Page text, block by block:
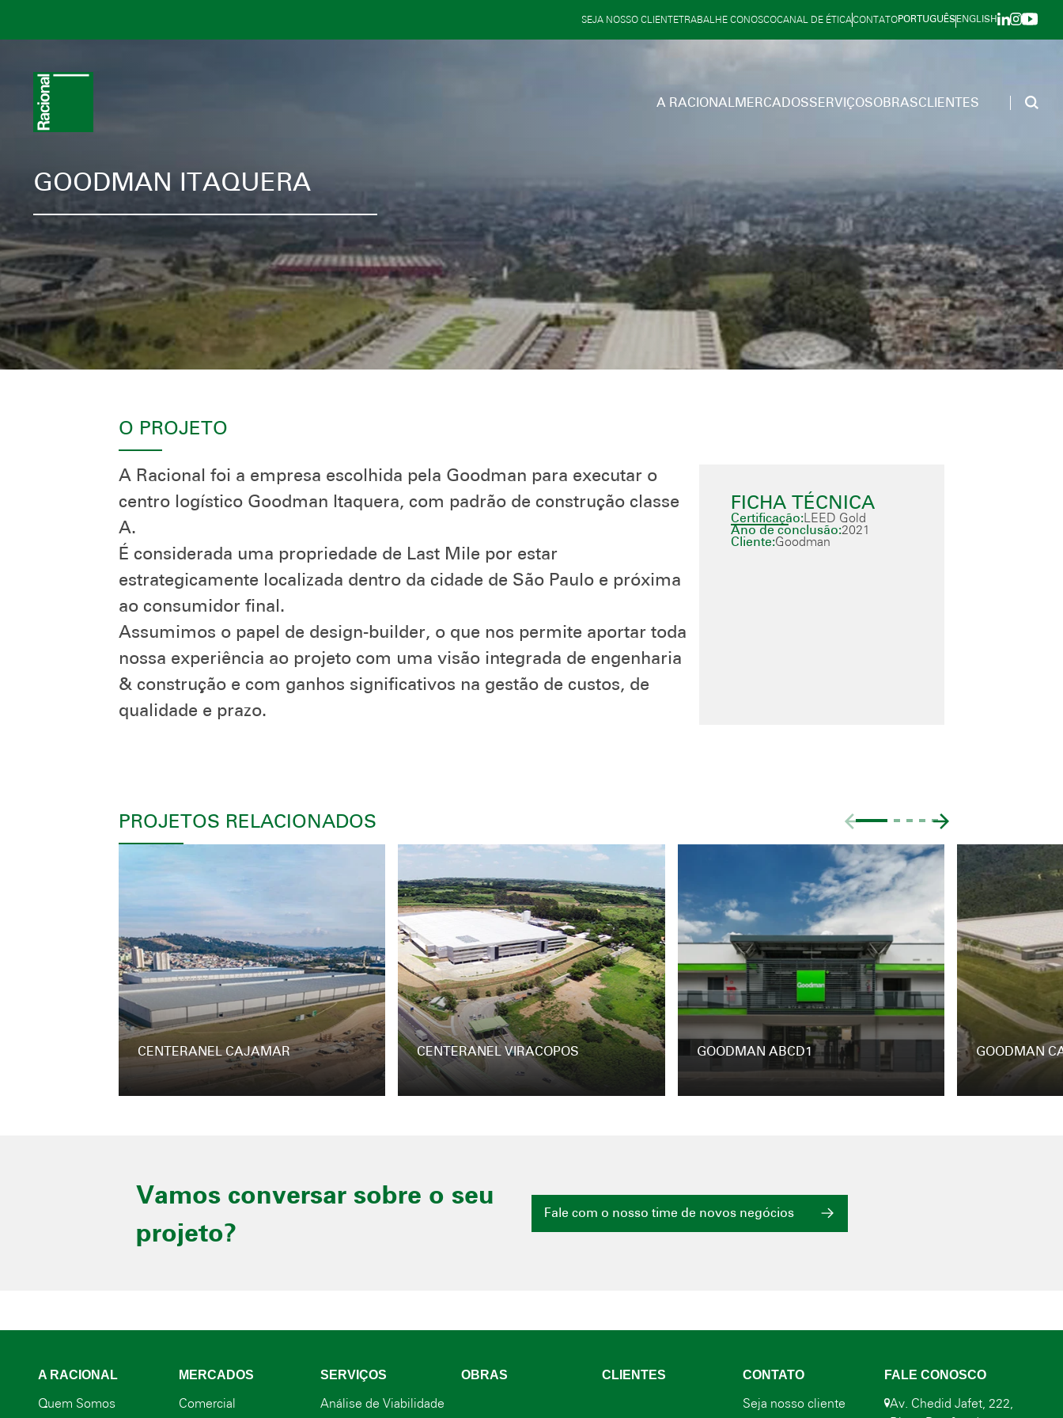
SEJA NOSSO CLIENTE TRABALHE CONOSCOCANAL DE ÉTICACONTATOPORTUGUÊS ENGLISH
A RACIONALMERCADOSSERVIÇOSOBRASCLIENTES
GOODMAN ITAQUERA
O PROJETO
A Racional foi a empresa escolhida pela Goodman para executar o
centro logístico Goodman Itaquera, com padrão de construção classe
A.
É considerada uma propriedade de Last Mile por estar
estrategicamente localizada dentro da cidade de São Paulo e próxima
ao consumidor final.
Assumimos o papel de design-builder, o que nos permite aportar toda
nossa experiência ao projeto com uma visão integrada de engenharia
& construção e com ganhos significativos na gestão de custos, de
qualidade e prazo.
FICHA TÉCNICA
Certificação:LEED Gold
Ano de conclusão:2021
Cliente:Goodman
PROJETOS RELACIONADOS
CENTERANEL CAJAMAR CENTERANEL VIRACOPOS GOODMAN ABCD1 GOODMAN
Vamos conversar sobre o seu
projeto?
Fale com o nosso time de novos negócios
A RACIONAL
Quem Somos
MERCADOS
Comercial
SERVIÇOS
Análise de Viabilidade
OBRAS CLIENTES CONTATO
Seja nosso cliente
FALE CONOSCO
Av. Chedid Jafet, 222,